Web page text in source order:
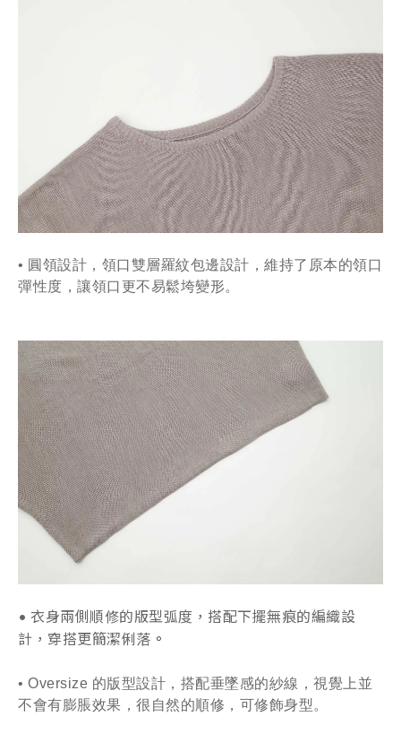
• 圓領設計，領口雙層羅紋包邊設計，維持了原本的領口
彈性度，讓領口更不易鬆垮變形。
• 衣身兩側順修的版型弧度，搭配下擺無痕的編織設
計，穿搭更簡潔俐落 。
• Oversize 的版型設計，搭配垂墜感的紗線，視覺上並
不會有膨脹效果，很自然的順修，可修飾身型。